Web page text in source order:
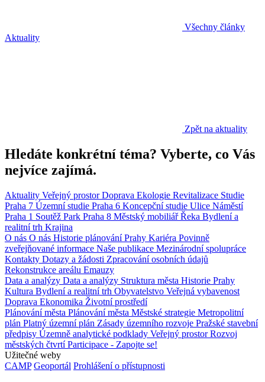
Všechny články
Aktuality
Zpět na aktuality
Hledáte konkrétní téma? Vyberte, co Vás
nejvíce zajímá.
Aktuality Veřejný prostorDoprava Ekologie Revitalizace Studie
Praha 7 Územní studie Praha 6 Koncepční studie Ulice Náměstí
Praha 1 Soutěž Park Praha 8 Městský mobiliářŘeka Bydlení a
realitní trh Krajina
O nás O nás Historie plánování Prahy Kariéra Povinně
zveřejňované informace Naše publikace Mezinárodní spolupráce
Kontakty Dotazy a žádosti Zpracování osobních údajů
Rekonstrukce areálu Emauzy
Data a analýzy Data a analýzy Struktura města Historie Prahy
Kultura Bydlení a realitní trh Obyvatelstvo Veřejná vybavenost
Doprava Ekonomika Životní prostředí
Plánování města Plánování města Městské strategie Metropolitní
plán Platný územní plán Zásady územního rozvoje Pražské stavební
předpisy Územně analytické podklady Veřejný prostorRozvoj
městských čtvrtíParticipace - Zapojte se!
Užitečné weby
CAMP Geoportál Prohlášení o přístupnosti